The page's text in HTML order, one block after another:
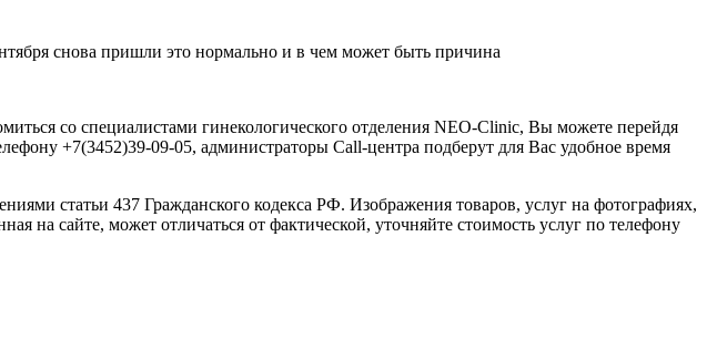
снова пришли это нормально и в чем может быть причина
со специалистами гинекологического отделения NEO-Clinic, Вы можете перейдя
+7(3452)39-09-05, администраторы Call-центра подберут для Вас удобное время
статьи 437 Гражданского кодекса РФ. Изображения товаров, услуг на фотографиях,
на сайте, может отличаться от фактической, уточняйте стоимость услуг по телефону